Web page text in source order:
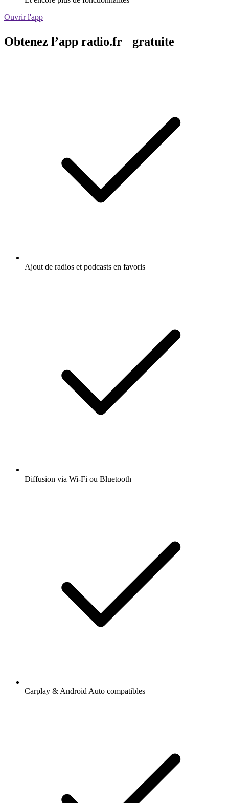
Ouvrir l'app
Obtenez l’app radio.fr gratuite
Ajout de radios et podcasts en favoris
Diffusion via Wi-Fi ou Bluetooth
Carplay & Android Auto compatibles